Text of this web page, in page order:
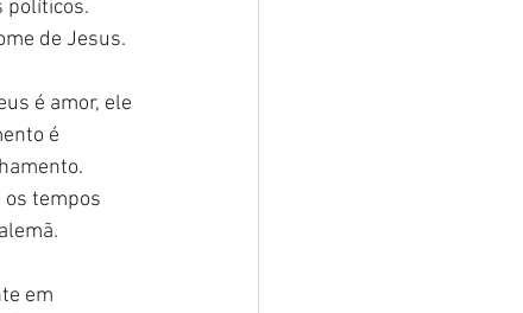
políticos.
de Jesus.
é amor, ele
é
tempos
em